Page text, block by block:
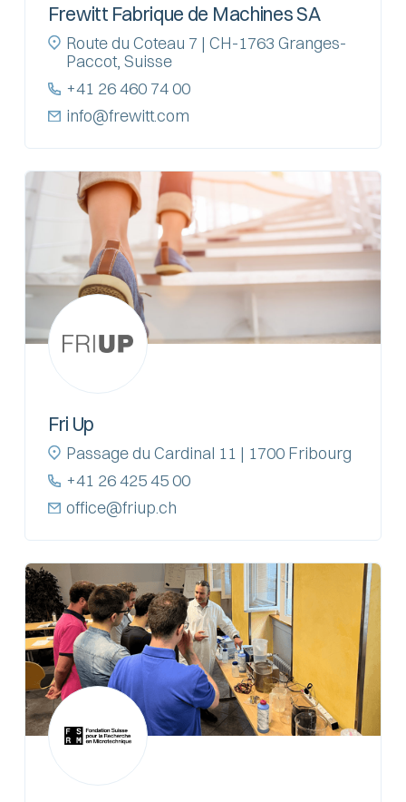
Frewitt Fabrique de Machines SA
Route du Coteau 7 | CH-1763 Granges-
Paccot, Suisse
+41 26 460 74 00
info@frewitt.com
Fri Up
Passage du Cardinal 11 | 1700 Fribourg
+41 26 425 45 00
office@friup.ch